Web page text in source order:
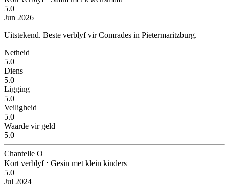
5.0
Jun 2026
Uitstekend. Beste verblyf vir Comrades in Pietermaritzburg.
Netheid
5.0
Diens
5.0
Ligging
5.0
Veiligheid
5.0
Waarde vir geld
5.0
Chantelle O
Kort verblyf ⋅ Gesin met klein kinders
5.0
Jul 2024